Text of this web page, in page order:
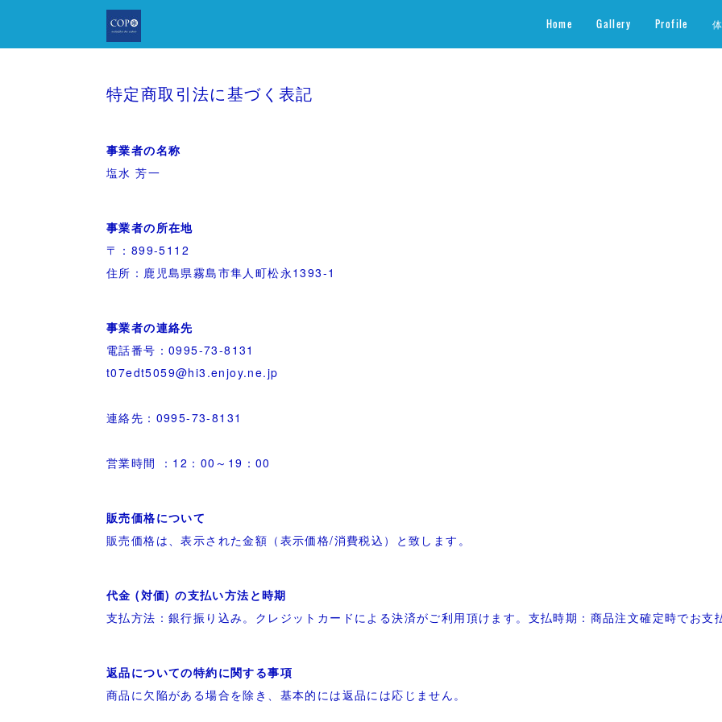
Home Gallery Profile
特定商取引法に基づく表記
事業者の名称
塩水 芳一
事業者の所在地
〒：899-5112
住所：鹿児島県霧島市隼人町松永1393-1
事業者の連絡先
電話番号：0995-73-8131
t07edt5059@hi3.enjoy.ne.jp
連絡先：0995-73-8131
営業時間 ：12：00～19：00
販売価格について
販売価格は、表示された金額（表示価格/消費税込）と致します。
代金 (対価) の支払い方法と時期
支払方法：銀行振り込み。クレジットカードによる決済がご利用頂けます。支払時期：商品注文確定時でお支
返品についての特約に関する事項
商品に欠陥がある場合を除き、基本的には返品には応じません。